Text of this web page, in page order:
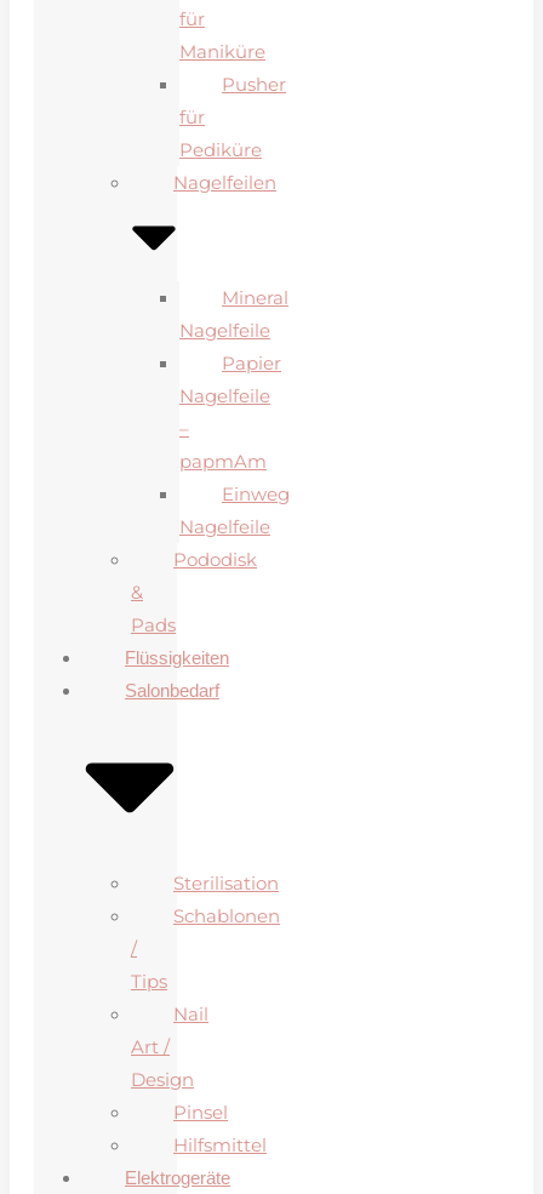
für
Maniküre
Pusher
für
Pediküre
Nagelfeilen
Mineral
Nagelfeile
Papier
Nagelfeile
–
papmAm
Einweg
Nagelfeile
Pododisk
&
Pads
Flüssigkeiten
Salonbedarf
Sterilisation
Schablonen
/
Tips
Nail
Art /
Design
Pinsel
Hilfsmittel
Elektrogeräte